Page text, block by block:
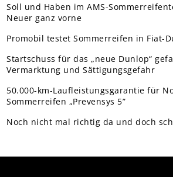
Soll und Haben im AMS-
Neuer ganz vorne
Promobil testet Sommerreifen in Fiat-
Startschuss für das „neue Dunlop“
Vermarktung und Sättigungsgefahr
50.000-km-Laufleistungsgarantie für
Sommerreifen „Prevensys 5”
Noch nicht mal richtig da und doch